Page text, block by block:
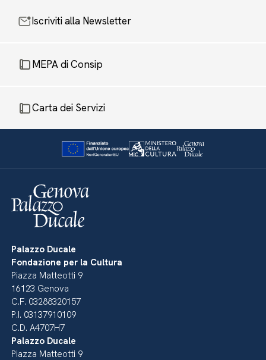
Iscriviti alla Newsletter
MEPA di Consip
Carta dei Servizi
Palazzo Ducale
Fondazione per la Cultura
Piazza Matteotti 9
16123 Genova
C.F. 03288320157
P.I. 03137910109
C.D. A4707H7
Palazzo Ducale
Piazza Matteotti 9